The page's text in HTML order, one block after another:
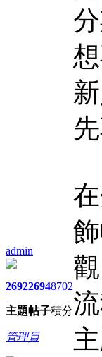
admin
2692
主題
2694
帖子
8702
積分
管理員